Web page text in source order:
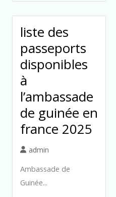
liste des
passeports
disponibles
à
l’ambassade
de guinée en
france 2025
admin
Ambassade de
Guinée...